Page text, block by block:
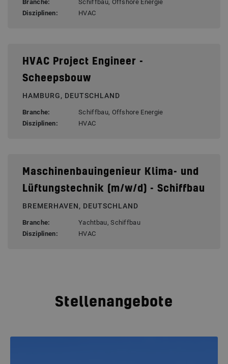
Branche:
Schiffbau, Offshore Energie
Disziplinen:
HVAC
HVAC Project Engineer -
Scheepsbouw
HAMBURG, DEUTSCHLAND
Branche:
Schiffbau, Offshore Energie
Disziplinen:
HVAC
Maschinenbauingenieur Klima- und
Lüftungstechnik (m/w/d) - Schiffbau
BREMERHAVEN, DEUTSCHLAND
Branche:
Yachtbau, Schiffbau
Disziplinen:
HVAC
Stellenangebote